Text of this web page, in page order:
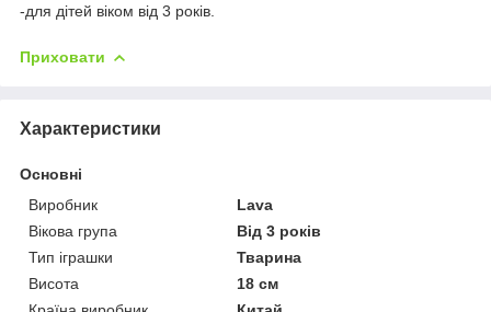
-для дітей віком від 3 років.
Приховати
Характеристики
Основні
Виробник
Lava
Вікова група
Від 3 років
Тип іграшки
Тварина
Висота
18 см